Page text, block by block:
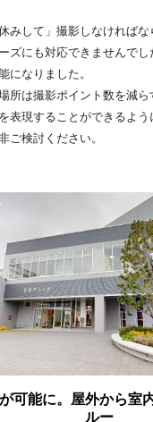
して」撮影しなければ
にも対応できませんでし
になりました。
は撮影ポイント数を減ら
現することができるよう
検討ください。
可能に。屋外から室
ルー